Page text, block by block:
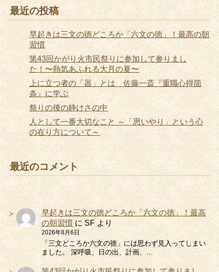
最近の投稿
早起きは三文の徳どころか「六文の徳」！最高の朝
習慣
第43回かがり火市民祭りに参加して参りまし
た！〜熱気あふれる大月の夏〜
上に立つ者の「器」とは 佐藤一斎『重職心得箇
条』に学ぶ
祭りの後の静けさの中
人として一番大切なこと ～「思いやり」という心
の在り方について～
最近のコメント
早起きは三文の徳どころか「六文の徳」！最高
の朝習慣 に SF より
2026年8月6日
「三文どころか六文の徳」には思わず見入ってしまい
ました。 深呼吸、日の出、計画、…